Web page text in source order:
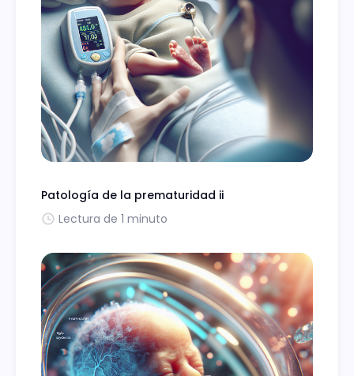
Patología de la prematuridad ii
Lectura de 1 minuto